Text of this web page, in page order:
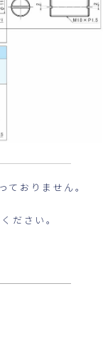
ておりません。
ださい。